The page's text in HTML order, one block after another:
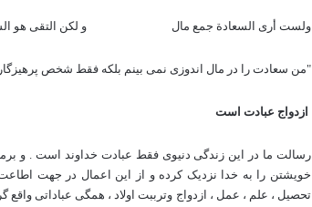
ولست أری السعادة جمع مال و لکن التقی هو
"من سعادت را در مال اندوزی نمی بینم بلکه فقط شخص
ازدواج عبادت است
رسالت ما در این زندگی دنیوی فقط عبادت خداوند است . و
خویشتن را به خدا نزدیک کرده و از این اعمال در جهت
تحصیل ، علم ، عمل ، ازدواج وترببت اولاد ، همگی عباداتی واقع